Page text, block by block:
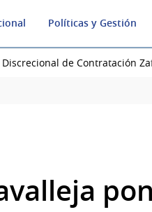
Políticas y Gestión
de Contratación